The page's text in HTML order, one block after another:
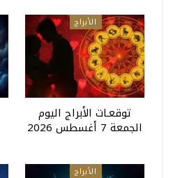
الأبراج
توقعـات الأبراج اليوم
الجمعة 7 أغسطس 2026
الأبراج